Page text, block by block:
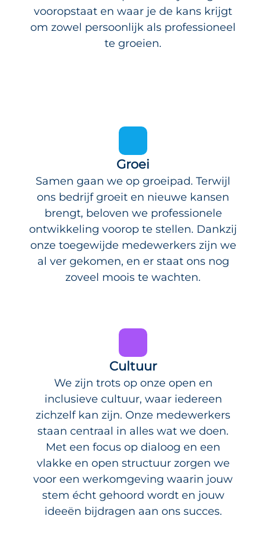
vooropstaat en waar je de kans krijgt
om zowel persoonlijk als professioneel
te groeien.
Groei
Samen gaan we op groeipad. Terwijl
ons bedrijf groeit en nieuwe kansen
brengt, beloven we professionele
ontwikkeling voorop te stellen. Dankzij
onze toegewijde medewerkers zijn we
al ver gekomen, en er staat ons nog
zoveel moois te wachten.
Cultuur
We zijn trots op onze open en
inclusieve cultuur, waar iedereen
zichzelf kan zijn. Onze medewerkers
staan centraal in alles wat we doen.
Met een focus op dialoog en een
vlakke en open structuur zorgen we
voor een werkomgeving waarin jouw
stem écht gehoord wordt en jouw
ideeën bijdragen aan ons succes.